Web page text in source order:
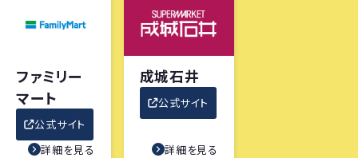
ファミリー
マート
公式サイト
詳細を見る
成城石井
公式サイト
詳細を見る